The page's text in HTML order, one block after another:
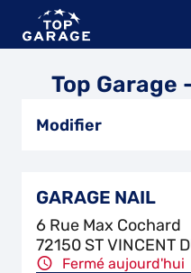
Top Garage
Modifier
GARAGE NAIL
6 Rue Max Cochard
72150 ST VINCENT
Fermé aujourd'hui